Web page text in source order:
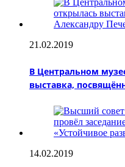
21.02.2019
В Центральном
выставка,
14.02.2019